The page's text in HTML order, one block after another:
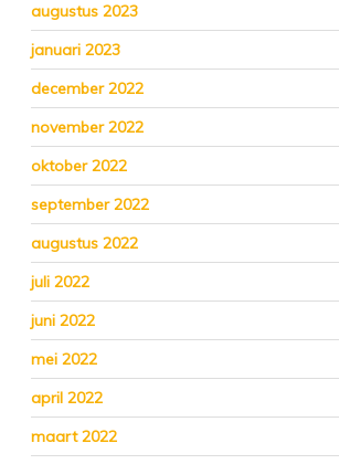
augustus 2023
januari 2023
december 2022
november 2022
oktober 2022
september 2022
augustus 2022
juli 2022
juni 2022
mei 2022
april 2022
maart 2022